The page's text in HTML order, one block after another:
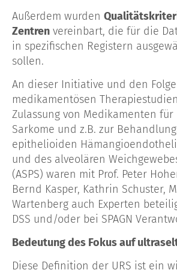
Außerdem wurden
Zentren vereinbart, die für die
in spezifischen Registern
sollen.
An dieser Initiative und den
medikamentösen
Zulassung von Medikamenten
Sarkome und z.B. zur
epithelioiden
und des alveolären
(ASPS) waren mit Prof. Peter
Bernd Kasper, Kathrin Schuster,
Wartenberg auch Experten
DSS und/oder bei SPAGN
Bedeutung des Fokus auf
Diese Definition der URS ist ein